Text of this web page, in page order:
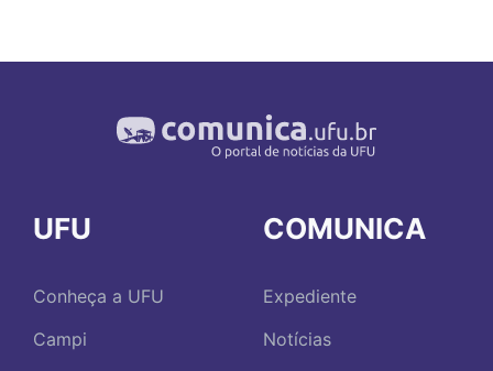
UFU
Conheça a UFU
Campi
COMUNICA
Expediente
Notícias